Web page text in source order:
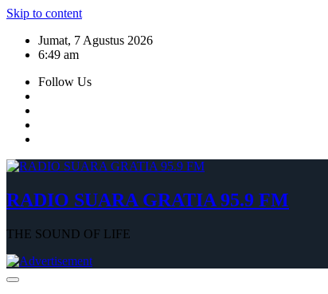
Skip to content
Jumat, 7 Agustus 2026
6:49 am
Follow Us
RADIO SUARA GRATIA 95.9 FM
THE SOUND OF LIFE